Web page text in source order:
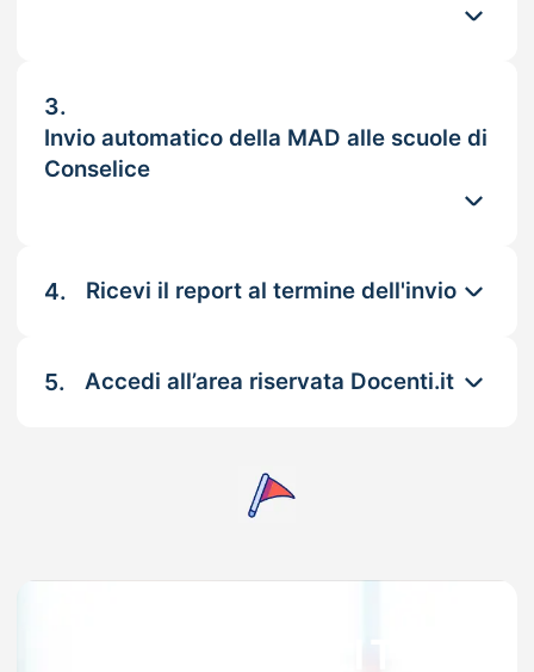
3.
Invio automatico della MAD alle scuole di
Conselice
4. Ricevi il report al termine dell'invio
5. Accedi all’area riservata Docenti.it